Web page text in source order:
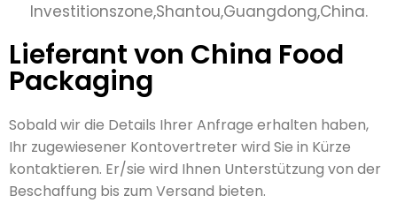
Investitionszone,Shantou,Guangdong,China.
Lieferant von China Food
Packaging
Sobald wir die Details Ihrer Anfrage erhalten haben,
Ihr zugewiesener Kontovertreter wird Sie in Kürze
kontaktieren. Er/sie wird Ihnen Unterstützung von der
Beschaffung bis zum Versand bieten.